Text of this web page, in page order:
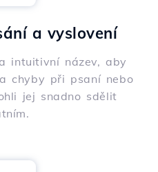
a vyslovení
intuitivní název, aby
chyby při psaní nebo
jej snadno sdělit